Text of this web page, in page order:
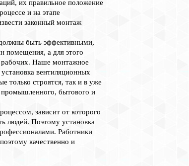
их правильное положение
и на этапе
законный монтаж
быть эффективными,
помещения, а для этого
рабочих. Наше монтажное
вентиляционных
только строятся, так и в уже
бытового и
зависит от которого
людей. Поэтому установка
Работники
качественно и